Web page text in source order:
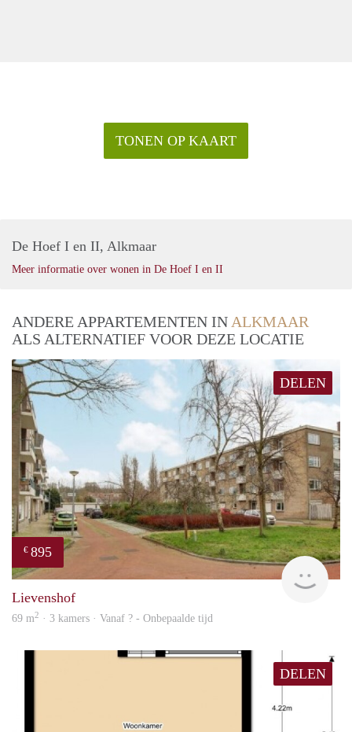
TONEN OP KAART
De Hoef I en II, Alkmaar
Meer informatie over wonen in De Hoef I en II
ANDERE APPARTEMENTEN IN ALKMAAR
ALS ALTERNATIEF VOOR DEZE LOCATIE
DELEN
€ 895
rent
Lievenshof
69 m2 · 3 kamers · Vanaf ? - Onbepaalde tijd
DELEN